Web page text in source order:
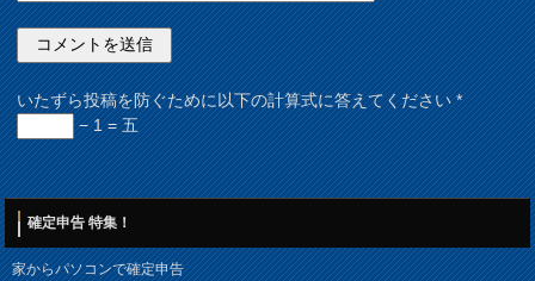
いたずら投稿を防ぐために以下の計算式に答えてください*
− 1 = 五
確定申告 特集！
家からパソコンで確定申告